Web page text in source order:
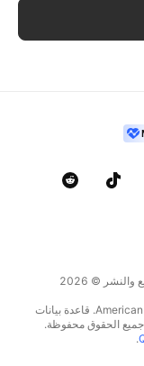
حدد البيانات المرجعية المقدمة من FactSet. حقوق الطبع والنشر © 2026
حقوق الطبع والنشر © 2026، American Bankers Association. قاعدة بيانات
.